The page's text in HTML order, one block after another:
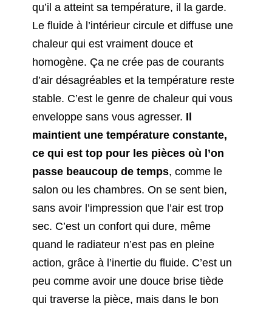
qu’il a atteint sa température, il la garde.
Le fluide à l’intérieur circule et diffuse une
chaleur qui est vraiment douce et
homogène. Ça ne crée pas de courants
d’air désagréables et la température reste
stable. C’est le genre de chaleur qui vous
enveloppe sans vous agresser. Il
maintient une température constante,
ce qui est top pour les pièces où l’on
passe beaucoup de temps, comme le
salon ou les chambres. On se sent bien,
sans avoir l’impression que l’air est trop
sec. C’est un confort qui dure, même
quand le radiateur n’est pas en pleine
action, grâce à l’inertie du fluide. C’est un
peu comme avoir une douce brise tiède
qui traverse la pièce, mais dans le bon